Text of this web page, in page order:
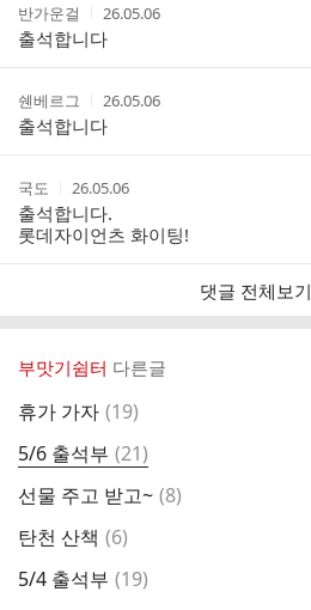
작
성
자
반가운걸
작
성
시
간
26.05.06
출석합니다
작
성
자
쉔베르그
작
성
시
간
26.05.06
출석합니다
작
성
자
국도
작
성
시
간
26.05.06
출석합니다.
롯데자이언츠 화이팅!
댓글 전체보기
부맛기쉼터 다른글
휴가 가자 댓
(19)
5/6 출석부 댓
글
(21)
선물 주고 받고~ 댓
(8)
탄천 산책 댓
(6)
5/4 출석부 댓
(19)